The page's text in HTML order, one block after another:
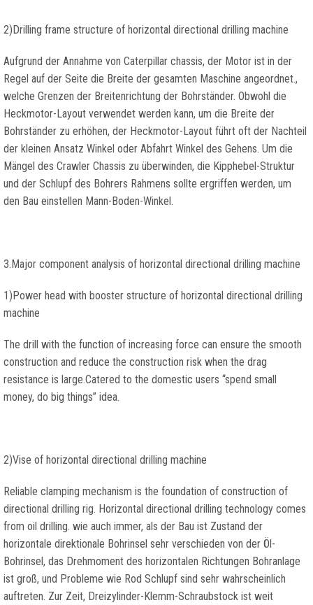
2)Drilling frame structure of horizontal directional drilling machine
Aufgrund der Annahme von Caterpillar chassis, der Motor ist in der
Regel auf der Seite die Breite der gesamten Maschine angeordnet.,
welche Grenzen der Breitenrichtung der Bohrständer. Obwohl die
Heckmotor-Layout verwendet werden kann, um die Breite der
Bohrständer zu erhöhen, der Heckmotor-Layout führt oft der Nachteil
der kleinen Ansatz Winkel oder Abfahrt Winkel des Gehens. Um die
Mängel des Crawler Chassis zu überwinden, die Kipphebel-Struktur
und der Schlupf des Bohrers Rahmens sollte ergriffen werden, um
den Bau einstellen Mann-Boden-Winkel.
3.Major component analysis of horizontal directional drilling machine
1)Power head with booster structure of horizontal directional drilling
machine
The drill with the function of increasing force can ensure the smooth
construction and reduce the construction risk when the drag
resistance is large.Catered to the domestic users “spend small
money, do big things” idea.
2)Vise of horizontal directional drilling machine
Reliable clamping mechanism is the foundation of construction of
directional drilling rig. Horizontal directional drilling technology comes
from oil drilling. wie auch immer, als der Bau ist Zustand der
horizontale direktionale Bohrinsel sehr verschieden von der Öl-
Bohrinsel, das Drehmoment des horizontalen Richtungen Bohranlage
ist groß, und Probleme wie Rod Schlupf sind sehr wahrscheinlich
auftreten. Zur Zeit, Dreizylinder-Klemm-Schraubstock ist weit